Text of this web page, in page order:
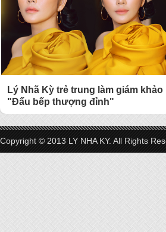
Lý Nhã Kỳ trẻ trung làm giám khảo
"Đấu bếp thượng đỉnh"
Copyright © 2013 LY NHA KY. All Rights